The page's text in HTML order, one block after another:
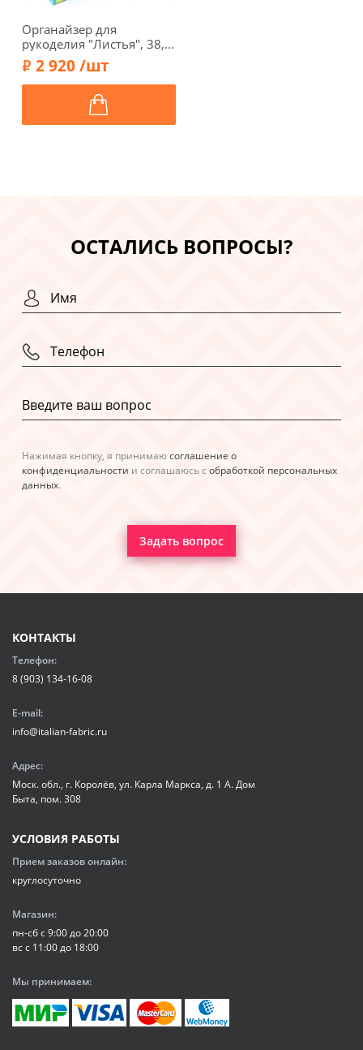
Органайзер для
рукоделия "Листья", 38,5
x 10 x 24,5 см, 4257-RT
2 920 /шт
ОСТАЛИСЬ ВОПРОСЫ?
Нажимая кнопку, я принимаюсоглашение о
конфиденциальности и соглашаюсь с обработкой персональных
данных.
Задать вопрос
КОНТАКТЫ
Телефон:
8 (903) 134-16-08
E-mail:
info@italian-fabric.ru
Адрес:
Моск. обл., г. Королёв, ул. Карла Маркса, д. 1 А. Дом
Быта, пом. 308
УСЛОВИЯ РАБОТЫ
Прием заказов онлайн:
круглосуточно
Магазин:
пн-сб с 9:00 до 20:00
вс с 11:00 до 18:00
Мы принимаем: